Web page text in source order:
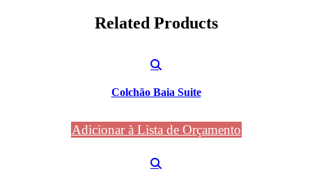
Related Products
Colchão Baia Suite
Adicionar à Lista de Orçamento